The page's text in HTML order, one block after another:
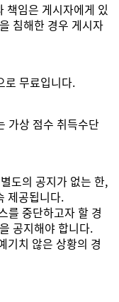
책임은 게시자에게 있
침해한 경우 게시자
로 무료입니다.
가상 점수 취득수단
도의 공지가 없는 한,
제공됩니다.
를 중단하고자 할 경
공지해야 합니다.
기치 않은 상황의 경